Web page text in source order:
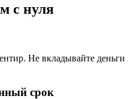
с нуля
Не вкладывайте
срок